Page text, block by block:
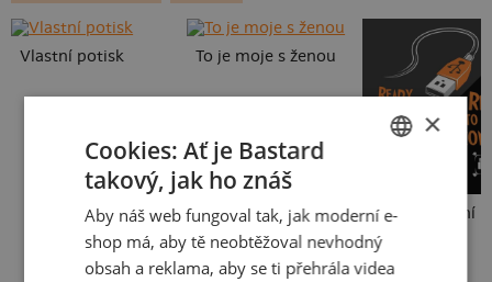
Vlastní potisk To je moje s ženou
USB připojení
SLOVAK
×
Cookies: Ať je Bastard
takový, jak ho znáš
Aby náš web fungoval tak, jak moderní e-
shop má, aby tě neobtěžoval nevhodný
obsah a reklama, aby se ti přehrála videa